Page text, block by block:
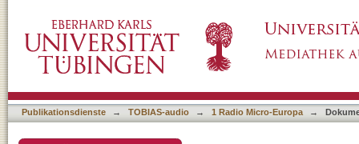
Publikationsdienste → TOBIAS-audio → 1 Radio Micro-Europa →